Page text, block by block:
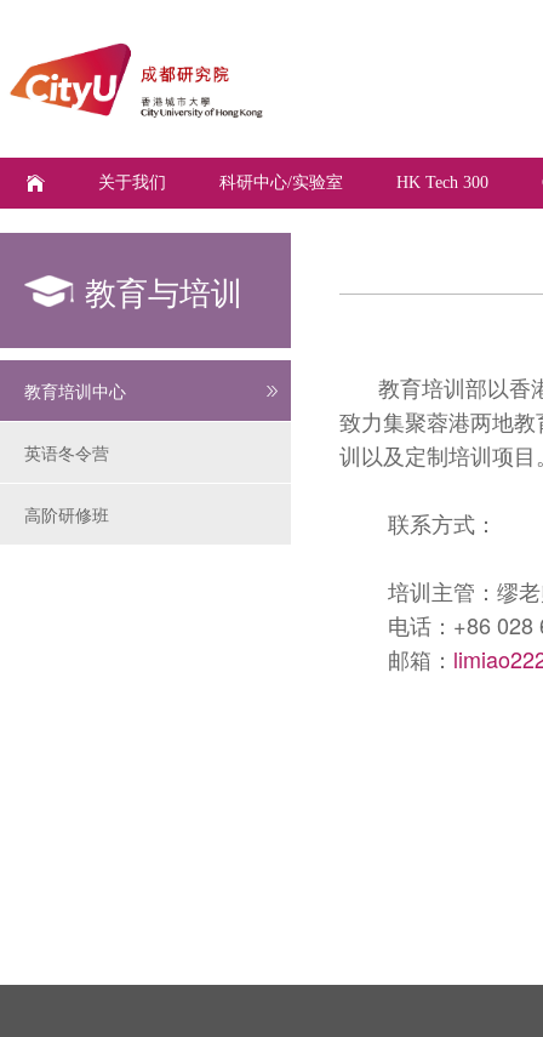
关于我们 科研中心/实验室 HK Tech 300
教育与培训
教育培训中心
英语冬令营
高阶研修班
教育培训部以香
致力集聚蓉港两地
训以及定制培训项目
联系方式：
培训主管：缪老
电话：+86 028
邮箱：